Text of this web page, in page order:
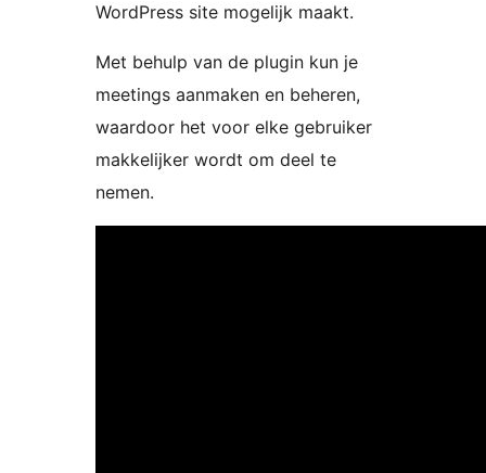
WordPress site mogelijk maakt.
Met behulp van de plugin kun je
meetings aanmaken en beheren,
waardoor het voor elke gebruiker
makkelijker wordt om deel te
nemen.